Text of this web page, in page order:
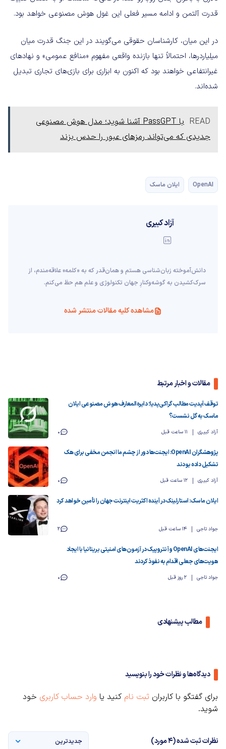
قدرت آلتمن و ادامه مسیر فعلی این غول هوش مصنوعی خواهد بود.
در این میان، کارشناسان حقوقی می‌گویند در این جنگ قدرت میان
میلیاردرها، احتمالاً تنها بازنده واقعی مفهوم «منافع عمومی» و نهادهای
غیرانتفاعی خواهند بود که اکنون به ابزاری برای بازی‌های تجاری تبدیل
شده‌اند.
READ
با PassGPT آشنا شوید؛ مدل هوش مصنوعی
جدیدی که می‌تواند رمزهای عبور را حدس بزند
OpenAI ایلان ماسک
آزاد کبیری
دانش‌آموخته‌ زبان‌شناسی‌ هستم و همان‌قدر که به «کلمه» علاقه‌مندم، از
سرک‌کشیدن به گوشه‌وکنارِ جهان تکنولوژی و علم هم حظ می‌کنم.
مشاهده کلیه مقالات منتشر شده
مقالات و اخبار مرتبط
توقف آپدیت مطالب گراکی‌پدیا؛ دایره‌المعارف هوش مصنوعی ایلان
ماسک به گل نشست؟
آزاد کبیری 11 ساعت قبل 0
پژوهشگران OpenAI: ایجنت‌ها دور از چشم ما انجمن مخفی برای هک
تشکیل داده بودند
آزاد کبیری 12 ساعت قبل 0
ایلان ماسک: استارلینک در آینده اکثریت اینترنت جهان را تأمین خواهد کرد
جواد تاجی 14 ساعت قبل 2
ایجنت‌های OpenAI و آنتروپیک در آزمون‌های امنیتی بریتانیا با ایجاد
هویت‌های جعلی اقدام به نفوذ کردند
جواد تاجی 2 روز قبل 0
مطالب پیشنهادی
دیدگاه‌ها و نظرات خود را بنویسید
برای گفتگو با کاربران ثبت نام کنید یا وارد حساب کاربری خود
شوید.
نظرات ثبت شده (4 مورد) جدیدترین